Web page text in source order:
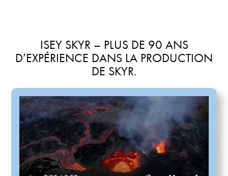
ISEY SKYR – PLUS DE 90 ANS
D’EXPÉRIENCE DANS LA PRODUCTION
DE SKYR.